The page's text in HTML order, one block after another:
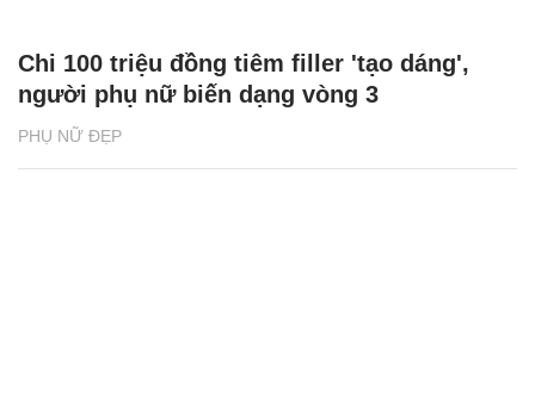
PHỤ NỮ ĐẸP
Chi 100 triệu đồng tiêm filler 'tạo dáng',
người phụ nữ biến dạng vòng 3